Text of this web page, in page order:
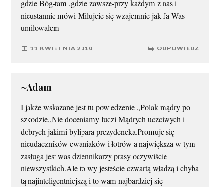
gdzie Bóg-tam ,gdzie zawsze-przy każdym z nas i
nieustannie mówi-Miłujcie się wzajemnie jak Ja Was
umiłowałem
11 KWIETNIA 2010 ODPOWIEDZ
~Adam
I jakże wskazane jest tu powiedzenie ,,Polak mądry po
szkodzie,,Nie doceniamy ludzi Mądrych uczciwych i
dobrych jakimi bylipara prezydencka.Promuje się
nieudaczników cwaniaków i łotrów a największa w tym
zasługa jest was dziennikarzy prasy oczywiście
niewszystkich.Ale to wy jesteście czwartą władzą i chyba
tą najinteligentniejszą i to wam najbardziej się